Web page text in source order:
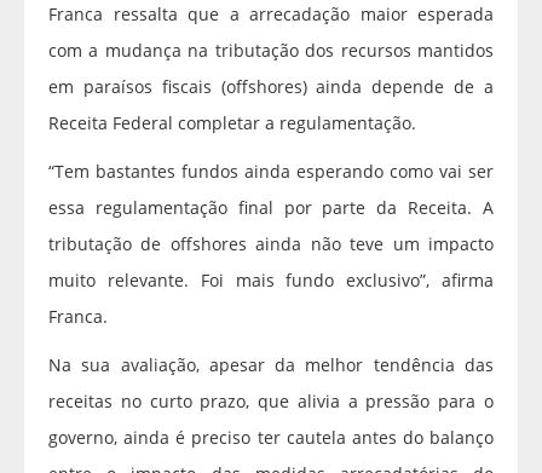
Franca ressalta que a arrecadação maior esperada
com a mudança na tributação dos recursos mantidos
em paraísos fiscais (offshores) ainda depende de a
Receita Federal completar a regulamentação.
“Tem bastantes fundos ainda esperando como vai ser
essa regulamentação final por parte da Receita. A
tributação de offshores ainda não teve um impacto
muito relevante. Foi mais fundo exclusivo”, afirma
Franca.
Na sua avaliação, apesar da melhor tendência das
receitas no curto prazo, que alivia a pressão para o
governo, ainda é preciso ter cautela antes do balanço